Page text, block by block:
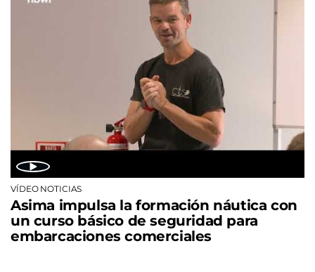
VÍDEO NOTICIAS
Asima impulsa la formación náutica con
un curso básico de seguridad para
embarcaciones comerciales